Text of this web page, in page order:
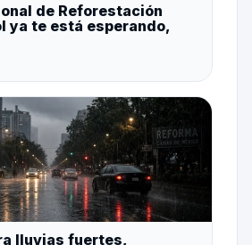
de Reforestación
ya te está esperando,
lluvias fuertes,